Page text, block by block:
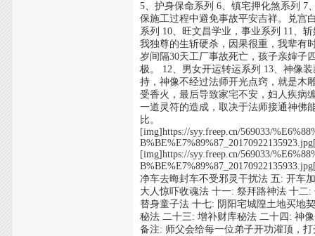
5、护身保命系列 6、镇宅押化煞系列 7
保施工过程中避免事故平安吉祥。兑宫
系列 10、旺文昌学业，事业系列 11、
我独尊的生斩硬杀，因果很重，我辈有
岁间隔30天工厂事故死亡，孩子亲婶子
极。 12、男女开运转运系列 13、神像
持，神像不经过法师开光点窍，就是木
受香火，最后导致家宅不安，妇人疾病
一道灵符的造成，取决于法师接通神佛
比。
[img]https://syy.freep.cn/569033/
[img]https://syy.freep.cn/569033/
净车去晦封车不受邪灵干扰法 五: 开车
大人惊吓收魂法 十一: 祭拜路神法 十二
替身童子法 十七: 阴阳宅城隍土地买地
秘法 二十三: 增补财库秘法 二十四: 神
备注: 师父会给每一位弟子开功灌顶，